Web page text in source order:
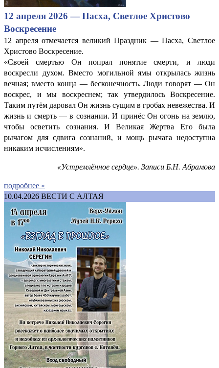
12 апреля 2026 — Пасха, Светлое Христово
Воскресение
12 апреля отмечается великий Праздник — Пасха, Светлое
Христово Воскресение.
«Своей смертью Он попрал понятие смерти, и люди
воскресли духом. Вместо могильной ямы открылась жизнь
вечная; вместо конца — бесконечность. Люди говорят — Он
воскрес, и мы воскреснем; так утвердилось Воскресение.
Таким путём даровал Он жизнь сущим в гробах невежества. И
жизнь и смерть — в сознании. И принёс Он огонь на землю,
чтобы осветить сознания. И Великая Жертва Его была
рычагом для сдвига сознаний, и мощь рычага недоступна
никаким исчислениям».
«Устремлённое сердце». Записи Б.Н. Абрамова
подробнее »
10.04.2026 ВЕСТИ С АЛТАЯ